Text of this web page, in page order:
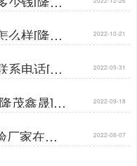
么样[隆茂 2022-10-21
系电话[隆 2022-05-31
茂鑫晟]… 2022-09-18
厂家在这 2022-08-07